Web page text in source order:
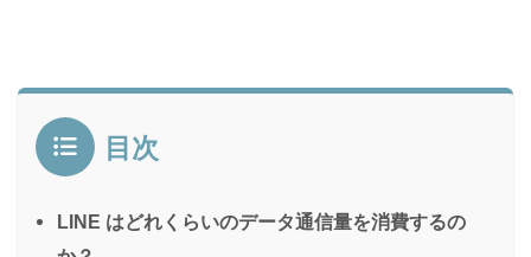
目次
LINE はどれくらいのデータ通信量を消費するの